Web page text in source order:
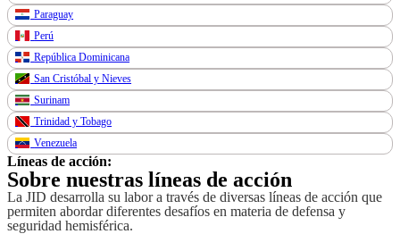
Paraguay
Perú
República Dominicana
San Cristóbal y Nieves
Surinam
Trinidad y Tobago
Venezuela
Líneas de acción:
Sobre nuestras líneas de acción
La JID desarrolla su labor a través de diversas líneas de acción que
permiten abordar diferentes desafíos en materia de defensa y
seguridad hemisférica.